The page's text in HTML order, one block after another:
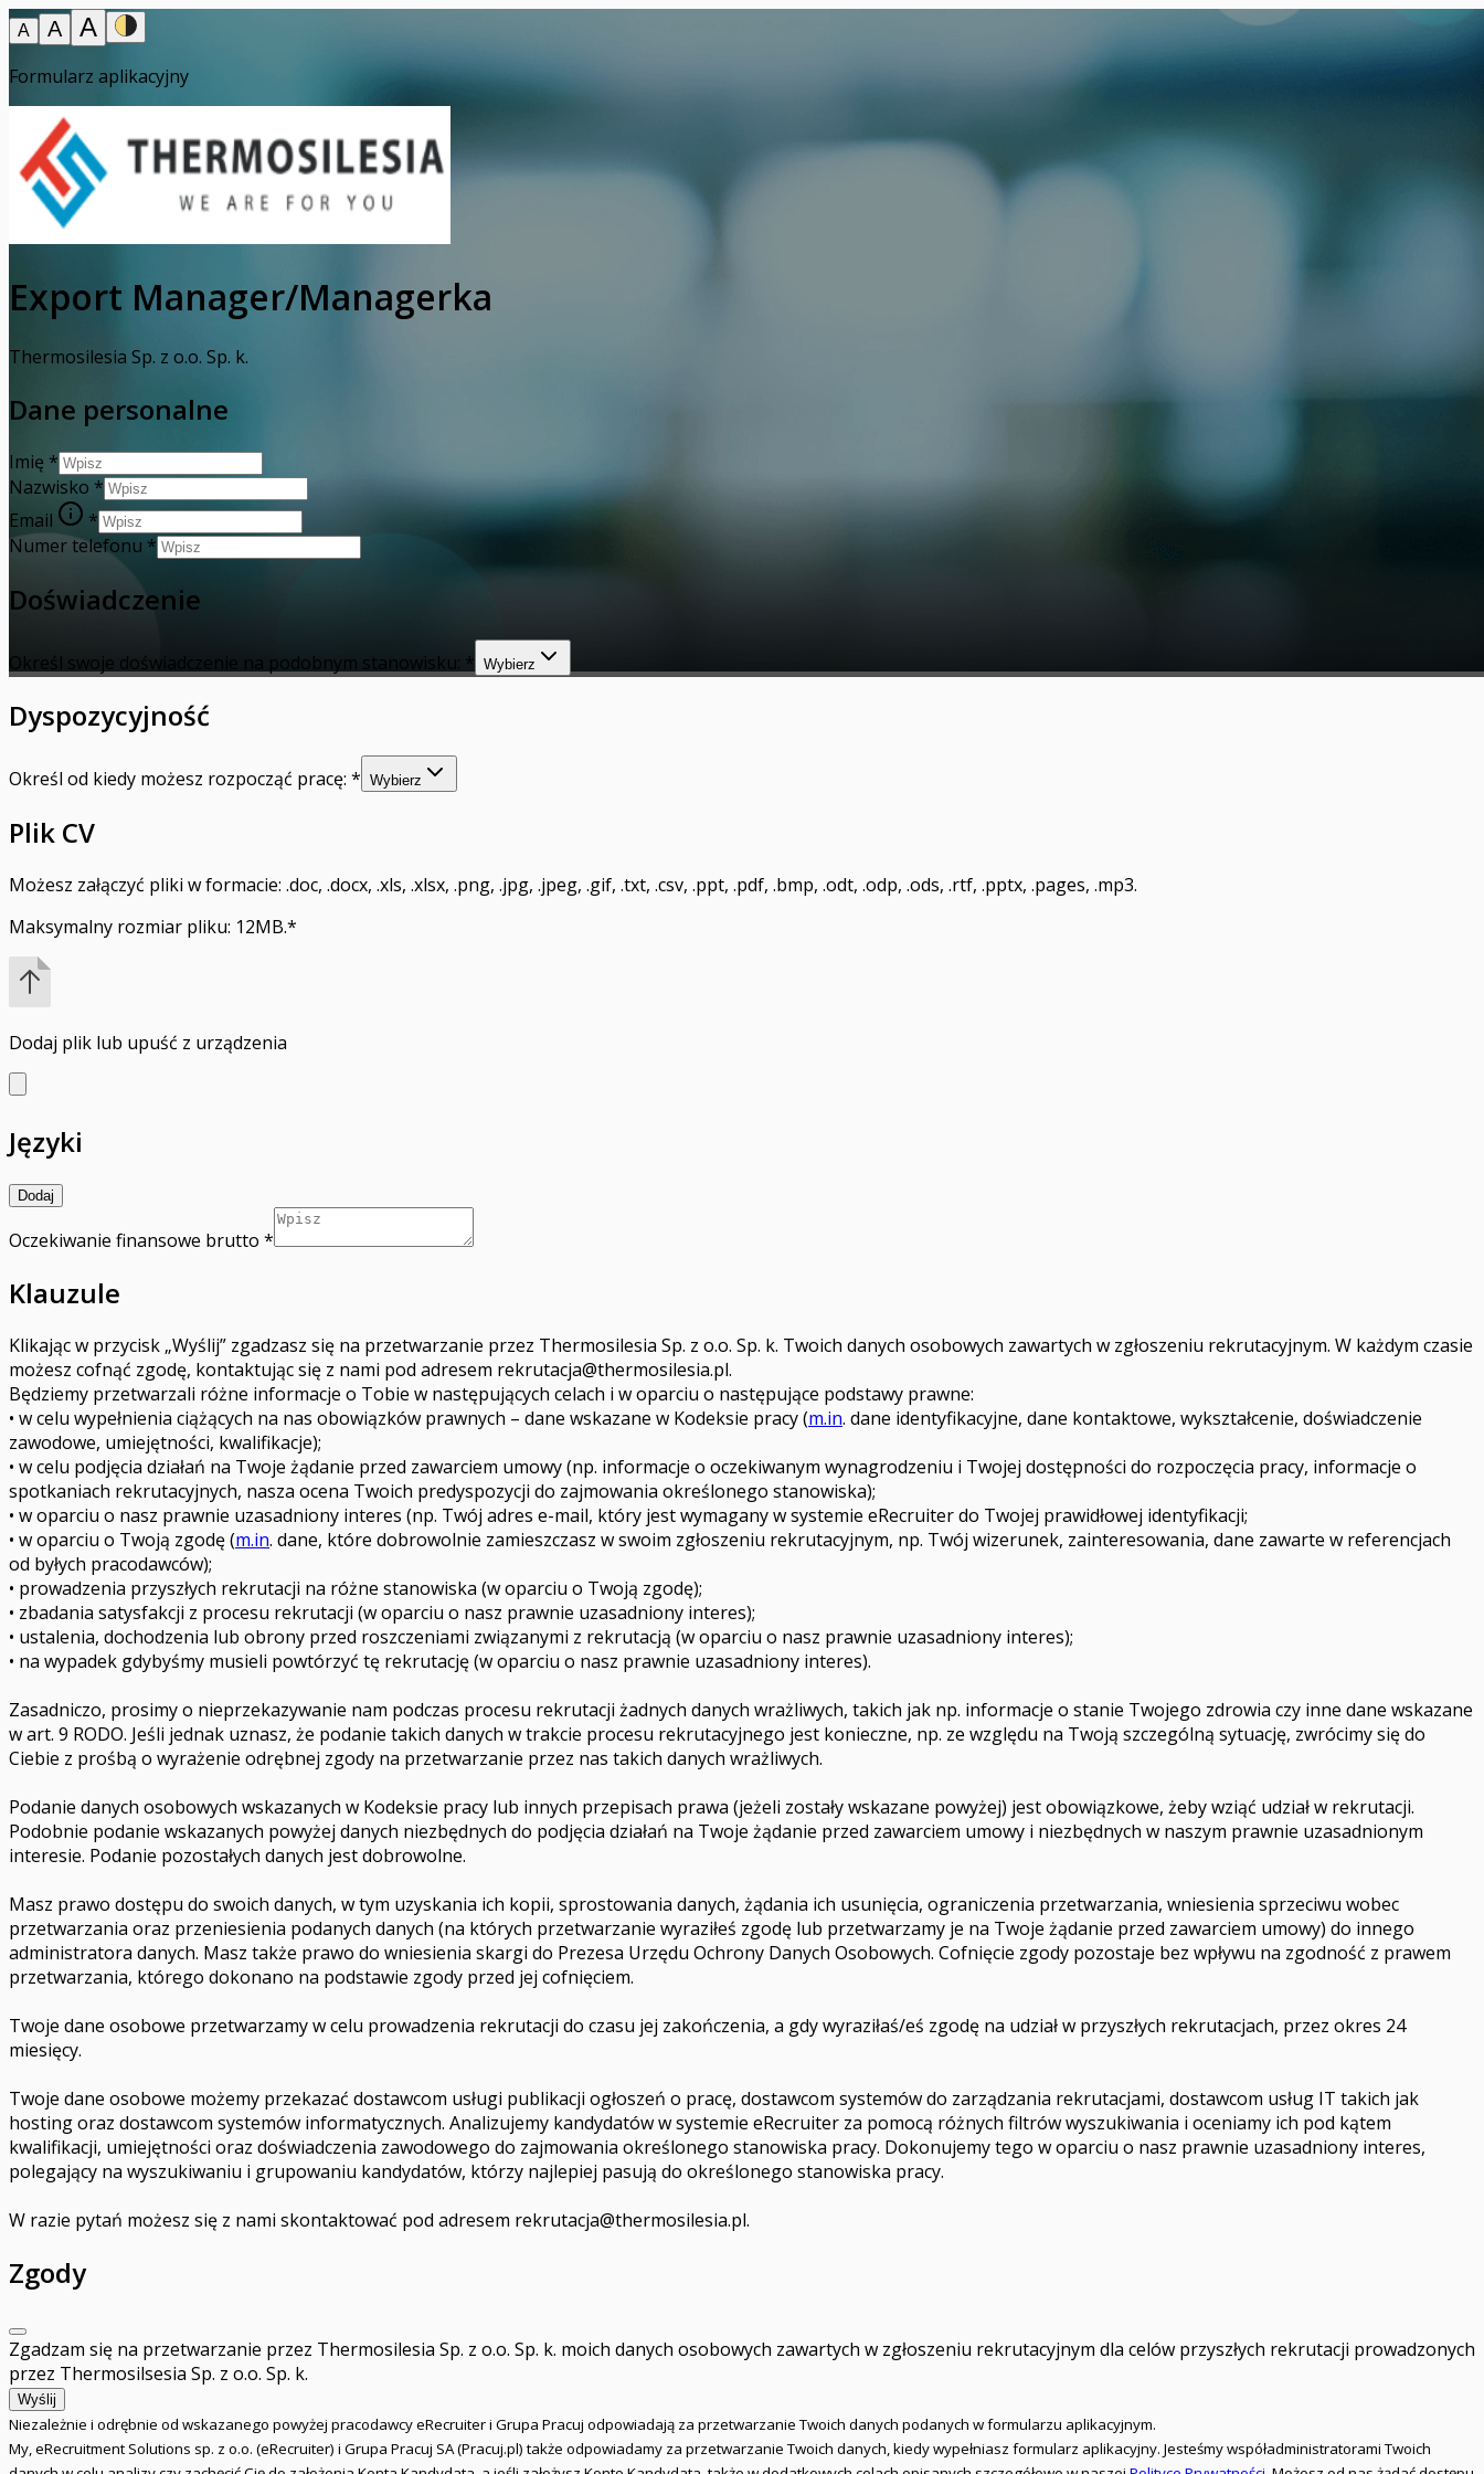
A A A
Formularz aplikacyjny
Export Manager/Managerka
Thermosilesia Sp. z o.o. Sp. k.
Dane personalne
Imię *
Nazwisko *
Email
*
Numer telefonu *
Doświadczenie
Określ swoje doświadczenie na podobnym stanowisku: * Wybierz
Dyspozycyjność
Określ od kiedy możesz rozpocząć pracę: * Wybierz
Plik CV
Możesz załączyć pliki w formacie: .doc, .docx, .xls, .xlsx, .png, .jpg, .jpeg, .gif, .txt, .csv, .ppt, .pdf, .bmp, .odt, .odp, .ods, .rtf, .pptx, .pages, .mp3.
Maksymalny rozmiar pliku: 12MB.*
Dodaj plik lub upuść z urządzenia
Języki
Dodaj
Oczekiwanie finansowe brutto *
Klauzule
Klikając w przycisk „Wyślij” zgadzasz się na przetwarzanie przez Thermosilesia Sp. z o.o. Sp. k. Twoich danych osobowych zawartych w zgłoszeniu rekrutacyjnym. W każdym czasie
możesz cofnąć zgodę, kontaktując się z nami pod adresem rekrutacja@thermosilesia.pl.
Będziemy przetwarzali różne informacje o Tobie w następujących celach i w oparciu o następujące podstawy prawne:
• w celu wypełnienia ciążących na nas obowiązków prawnych – dane wskazane w Kodeksie pracy (m.in. dane identyfikacyjne, dane kontaktowe, wykształcenie, doświadczenie
zawodowe, umiejętności, kwalifikacje);
• w celu podjęcia działań na Twoje żądanie przed zawarciem umowy (np. informacje o oczekiwanym wynagrodzeniu i Twojej dostępności do rozpoczęcia pracy, informacje o
spotkaniach rekrutacyjnych, nasza ocena Twoich predyspozycji do zajmowania określonego stanowiska);
• w oparciu o nasz prawnie uzasadniony interes (np. Twój adres e-mail, który jest wymagany w systemie eRecruiter do Twojej prawidłowej identyfikacji;
• w oparciu o Twoją zgodę (m.in. dane, które dobrowolnie zamieszczasz w swoim zgłoszeniu rekrutacyjnym, np. Twój wizerunek, zainteresowania, dane zawarte w referencjach
od byłych pracodawców);
• prowadzenia przyszłych rekrutacji na różne stanowiska (w oparciu o Twoją zgodę);
• zbadania satysfakcji z procesu rekrutacji (w oparciu o nasz prawnie uzasadniony interes);
• ustalenia, dochodzenia lub obrony przed roszczeniami związanymi z rekrutacją (w oparciu o nasz prawnie uzasadniony interes);
• na wypadek gdybyśmy musieli powtórzyć tę rekrutację (w oparciu o nasz prawnie uzasadniony interes).
Zasadniczo, prosimy o nieprzekazywanie nam podczas procesu rekrutacji żadnych danych wrażliwych, takich jak np. informacje o stanie Twojego zdrowia czy inne dane wskazane
w art. 9 RODO. Jeśli jednak uznasz, że podanie takich danych w trakcie procesu rekrutacyjnego jest konieczne, np. ze względu na Twoją szczególną sytuację, zwrócimy się do
Ciebie z prośbą o wyrażenie odrębnej zgody na przetwarzanie przez nas takich danych wrażliwych.
Podanie danych osobowych wskazanych w Kodeksie pracy lub innych przepisach prawa (jeżeli zostały wskazane powyżej) jest obowiązkowe, żeby wziąć udział w rekrutacji.
Podobnie podanie wskazanych powyżej danych niezbędnych do podjęcia działań na Twoje żądanie przed zawarciem umowy i niezbędnych w naszym prawnie uzasadnionym
interesie. Podanie pozostałych danych jest dobrowolne.
Masz prawo dostępu do swoich danych, w tym uzyskania ich kopii, sprostowania danych, żądania ich usunięcia, ograniczenia przetwarzania, wniesienia sprzeciwu wobec
przetwarzania oraz przeniesienia podanych danych (na których przetwarzanie wyraziłeś zgodę lub przetwarzamy je na Twoje żądanie przed zawarciem umowy) do innego
administratora danych. Masz także prawo do wniesienia skargi do Prezesa Urzędu Ochrony Danych Osobowych. Cofnięcie zgody pozostaje bez wpływu na zgodność z prawem
przetwarzania, którego dokonano na podstawie zgody przed jej cofnięciem.
Twoje dane osobowe przetwarzamy w celu prowadzenia rekrutacji do czasu jej zakończenia, a gdy wyraziłaś/eś zgodę na udział w przyszłych rekrutacjach, przez okres 24
miesięcy.
Twoje dane osobowe możemy przekazać dostawcom usługi publikacji ogłoszeń o pracę, dostawcom systemów do zarządzania rekrutacjami, dostawcom usług IT takich jak
hosting oraz dostawcom systemów informatycznych. Analizujemy kandydatów w systemie eRecruiter za pomocą różnych filtrów wyszukiwania i oceniamy ich pod kątem
kwalifikacji, umiejętności oraz doświadczenia zawodowego do zajmowania określonego stanowiska pracy. Dokonujemy tego w oparciu o nasz prawnie uzasadniony interes,
polegający na wyszukiwaniu i grupowaniu kandydatów, którzy najlepiej pasują do określonego stanowiska pracy.
W razie pytań możesz się z nami skontaktować pod adresem rekrutacja@thermosilesia.pl.
Zgody
Zgadzam się na przetwarzanie przez Thermosilesia Sp. z o.o. Sp. k. moich danych osobowych zawartych w zgłoszeniu rekrutacyjnym dla celów przyszłych rekrutacji prowadzonych
przez Thermosilsesia Sp. z o.o. Sp. k.
Wyślij
Niezależnie i odrębnie od wskazanego powyżej pracodawcy eRecruiter i Grupa Pracuj odpowiadają za przetwarzanie Twoich danych podanych w formularzu aplikacyjnym.
My, eRecruitment Solutions sp. z o.o. (eRecruiter) i Grupa Pracuj SA (Pracuj.pl) także odpowiadamy za przetwarzanie Twoich danych, kiedy wypełniasz formularz aplikacyjny. Jesteśmy współadministratorami Twoich